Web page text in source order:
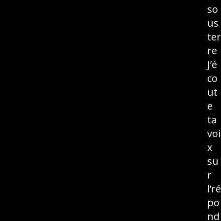
so
us
ter
re
J’é
co
ut
e
ta
voi
x
su
r
l’ré
po
nd